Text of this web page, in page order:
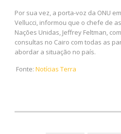
Por sua vez, a porta-voz da ONU
Vellucci, informou que o chefe de
Nações Unidas, Jeffrey Feltman,
consultas no Cairo com todas as
abordar a situação no país.
Fonte: Notícias Terra